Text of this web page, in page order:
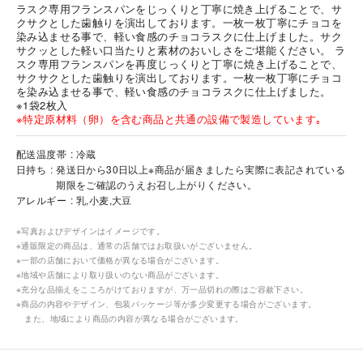
ラスク専用フランスパンをじっくりと丁寧に焼き上げることで、サ
クサクとした歯触りを演出しております。一枚一枚丁寧にチョコを
染み込ませる事で、軽い食感のチョコラスクに仕上げました。サク
サクッとした軽い口当たりと素材のおいしさをご堪能ください。 ラ
スク専用フランスパンを再度じっくりと丁寧に焼き上げることで、
サクサクとした歯触りを演出しております。一枚一枚丁寧にチョコ
を染み込ませる事で、軽い食感のチョコラスクに仕上げました。
※1袋2枚入
※特定原材料（卵）を含む商品と共通の設備で製造しています｡
配送温度帯
冷蔵
日持ち
発送日から30日以上※商品が届きましたら実際に表記されている
期限をご確認のうえお召し上がりください。
アレルギー
乳,小麦,大豆
※写真およびデザインはイメージです。
※通販限定の商品は、通常の店舗ではお取扱いがございません。
※一部の店舗において価格が異なる場合がございます。
※地域や店舗により取り扱いのない商品がございます。
※充分な品揃えをこころがけておりますが、万一品切れの際はご容赦下さい。
※商品の内容やデザイン、包装パッケージ等が多少変更する場合がございます。
また、地域により商品の内容が異なる場合がございます。
海外 Overseas shops